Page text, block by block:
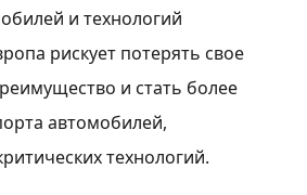
и технологий
рискует потерять свое
и стать более
автомобилей,
технологий.